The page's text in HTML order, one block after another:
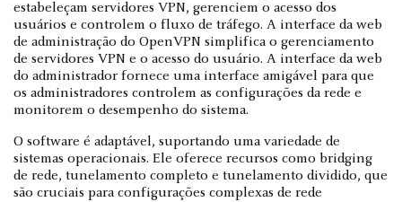
estabeleçam servidores VPN, gerenciem o acesso dos
usuários e controlem o fluxo de tráfego. A interface da web
de administração do OpenVPN simplifica o gerenciamento
de servidores VPN e o acesso do usuário. A interface da web
do administrador fornece uma interface amigável para que
os administradores controlem as configurações da rede e
monitorem o desempenho do sistema.
O software é adaptável, suportando uma variedade de
sistemas operacionais. Ele oferece recursos como bridging
de rede, tunelamento completo e tunelamento dividido, que
são cruciais para configurações complexas de rede